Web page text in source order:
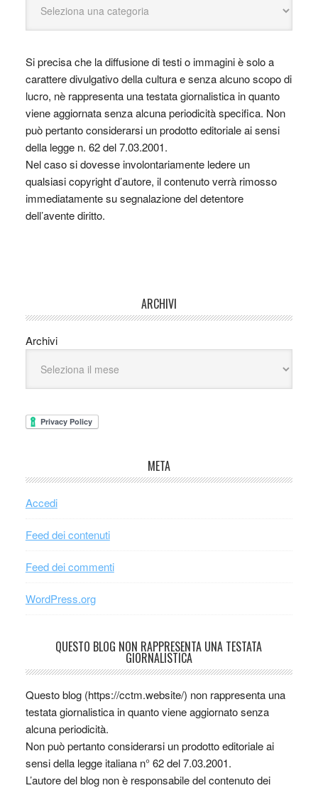
Si precisa che la diffusione di testi o immagini è solo a
carattere divulgativo della cultura e senza alcuno scopo di
lucro, nè rappresenta una testata giornalistica in quanto
viene aggiornata senza alcuna periodicità specifica. Non
può pertanto considerarsi un prodotto editoriale ai sensi
della legge n. 62 del 7.03.2001.
Nel caso si dovesse involontariamente ledere un
qualsiasi copyright d’autore, il contenuto verrà rimosso
immediatamente su segnalazione del detentore
dell’avente diritto.
ARCHIVI
Archivi
META
Accedi
Feed dei contenuti
Feed dei commenti
WordPress.org
QUESTO BLOG NON RAPPRESENTA UNA TESTATA
GIORNALISTICA
Questo blog (https://cctm.website/) non rappresenta una
testata giornalistica in quanto viene aggiornato senza
alcuna periodicità.
Non può pertanto considerarsi un prodotto editoriale ai
sensi della legge italiana n° 62 del 7.03.2001.
L’autore del blog non è responsabile del contenuto dei